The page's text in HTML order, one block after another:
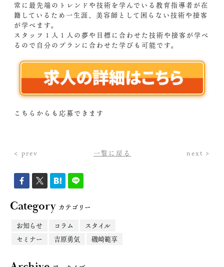
常に最先端のトレンドや技術を学んでいる教育指導者が在
籍しているため一生涯、美容師として困らない技術や接客
が学べます。
スタッフ１人１人の夢や目標に合わせた技術や接客が学べ
るので自分のプランに合わせた学びも可能です。
こちらからも応募できます
< prev 一覧に戻る next >
Categoryカテゴリー
お知らせ
コラム
スタイル
セミナー
吉原勇気 磯崎範享